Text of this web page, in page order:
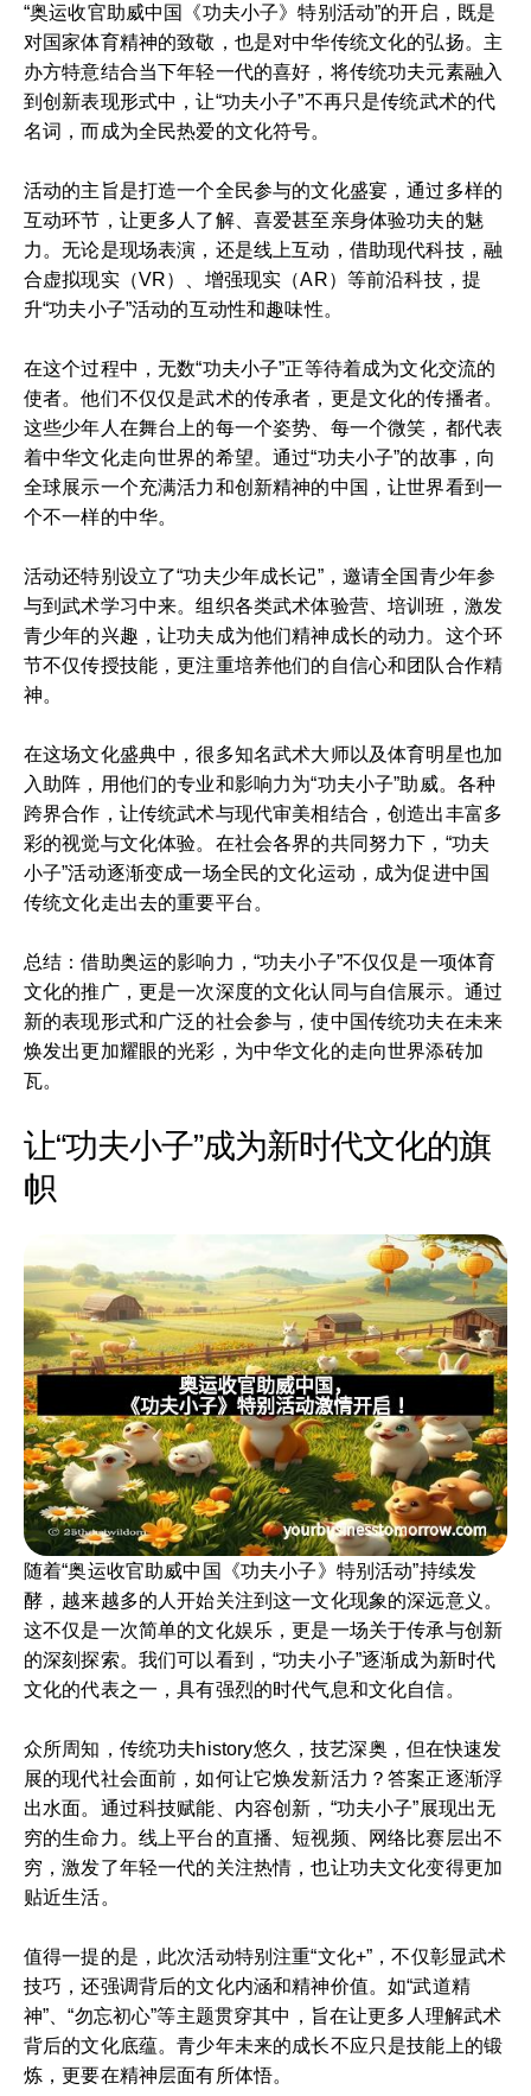
“奥运收官助威中国《功夫小子》特别活动”的开启，既是
对国家体育精神的致敬，也是对中华传统文化的弘扬。主
办方特意结合当下年轻一代的喜好，将传统功夫元素融入
到创新表现形式中，让“功夫小子”不再只是传统武术的代
名词，而成为全民热爱的文化符号。
活动的主旨是打造一个全民参与的文化盛宴，通过多样的
互动环节，让更多人了解、喜爱甚至亲身体验功夫的魅
力。无论是现场表演，还是线上互动，借助现代科技，融
合虚拟现实（VR）、增强现实（AR）等前沿科技，提
升“功夫小子”活动的互动性和趣味性。
在这个过程中，无数“功夫小子”正等待着成为文化交流的
使者。他们不仅仅是武术的传承者，更是文化的传播者。
这些少年人在舞台上的每一个姿势、每一个微笑，都代表
着中华文化走向世界的希望。通过“功夫小子”的故事，向
全球展示一个充满活力和创新精神的中国，让世界看到一
个不一样的中华。
活动还特别设立了“功夫少年成长记”，邀请全国青少年参
与到武术学习中来。组织各类武术体验营、培训班，激发
青少年的兴趣，让功夫成为他们精神成长的动力。这个环
节不仅传授技能，更注重培养他们的自信心和团队合作精
神。
在这场文化盛典中，很多知名武术大师以及体育明星也加
入助阵，用他们的专业和影响力为“功夫小子”助威。各种
跨界合作，让传统武术与现代审美相结合，创造出丰富多
彩的视觉与文化体验。在社会各界的共同努力下，“功夫
小子”活动逐渐变成一场全民的文化运动，成为促进中国
传统文化走出去的重要平台。
总结：借助奥运的影响力，“功夫小子”不仅仅是一项体育
文化的推广，更是一次深度的文化认同与自信展示。通过
新的表现形式和广泛的社会参与，使中国传统功夫在未来
焕发出更加耀眼的光彩，为中华文化的走向世界添砖加
瓦。
让“功夫小子”成为新时代文化的旗
帜
随着“奥运收官助威中国《功夫小子》特别活动”持续发
酵，越来越多的人开始关注到这一文化现象的深远意义。
这不仅是一次简单的文化娱乐，更是一场关于传承与创新
的深刻探索。我们可以看到，“功夫小子”逐渐成为新时代
文化的代表之一，具有强烈的时代气息和文化自信。
众所周知，传统功夫history悠久，技艺深奥，但在快速发
展的现代社会面前，如何让它焕发新活力？答案正逐渐浮
出水面。通过科技赋能、内容创新，“功夫小子”展现出无
穷的生命力。线上平台的直播、短视频、网络比赛层出不
穷，激发了年轻一代的关注热情，也让功夫文化变得更加
贴近生活。
值得一提的是，此次活动特别注重“文化+”，不仅彰显武术
技巧，还强调背后的文化内涵和精神价值。如“武道精
神”、“勿忘初心”等主题贯穿其中，旨在让更多人理解武术
背后的文化底蕴。青少年未来的成长不应只是技能上的锻
炼，更要在精神层面有所体悟。